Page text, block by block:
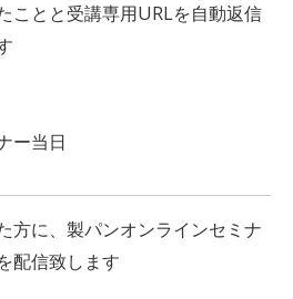
ことと受講専用URLを自動返信
ー当日
方に、製パンオンラインセミナ
配信致します